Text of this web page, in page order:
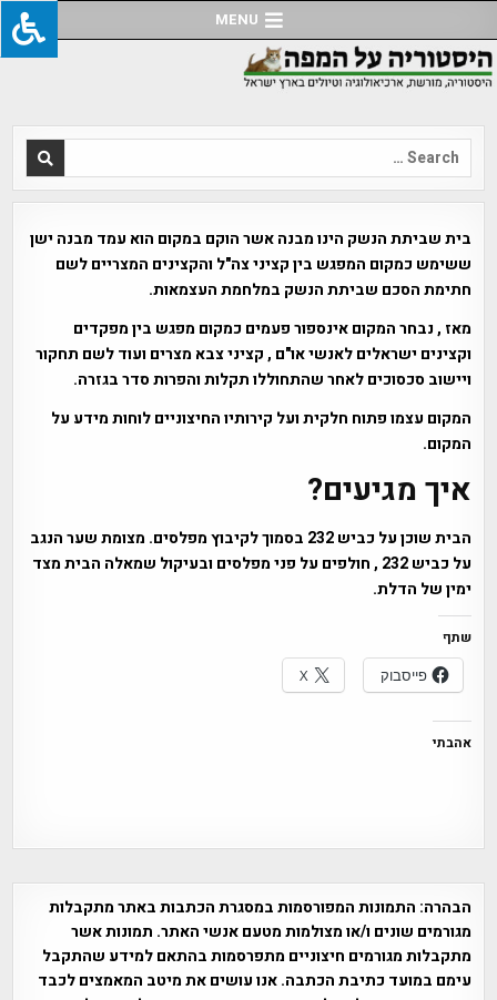
to
content
MENU
Search
for:
בית שביתת הנשק הינו מבנה אשר הוקם במקום הוא עמד מבנה ישן
ששימש כמקום המפגש בין קציני צה"ל והקצינים המצריים לשם
חתימת הסכם שביתת הנשק במלחמת העצמאות.
מאז , נבחר המקום אינספור פעמים כמקום מפגש בין מפקדים
וקצינים ישראלים לאנשי או"ם , קציני צבא מצרים ועוד לשם תחקור
ויישוב סכסוכים לאחר שהתחוללו תקלות והפרות סדר בגזרה.
המקום עצמו פתוח חלקית ועל קירותיו החיצוניים לוחות מידע על
המקום.
איך מגיעים?
הבית שוכן על כביש 232 בסמוך לקיבוץ מפלסים. מצומת שער הנגב
על כביש 232 , חולפים על פני מפלסים ובעיקול שמאלה הבית מצד
ימין של הדלת.
שתף
פייסבוק
X
אהבתי
הבהרה: התמונות המפורסמות במסגרת הכתבות באתר מתקבלות
מגורמים שונים ו/או מצולמות מטעם אנשי האתר. תמונות אשר
מתקבלות מגורמים חיצוניים מתפרסמות בהתאם למידע שהתקבל
עימם במועד כתיבת הכתבה. אנו עושים את מיטב המאמצים לכבד